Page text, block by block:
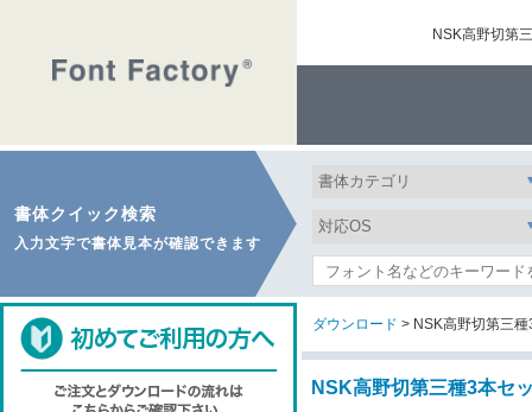
NSK高野切第
書体クイック検索
入力文字で書体見本が確認できます
ダウンロード > NSK高野切第三
NSK高野切第三種3本セ